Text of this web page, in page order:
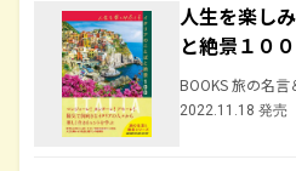
人生を楽し
と絶景１００
BOOKS 旅の名言
2022.11.18 発売